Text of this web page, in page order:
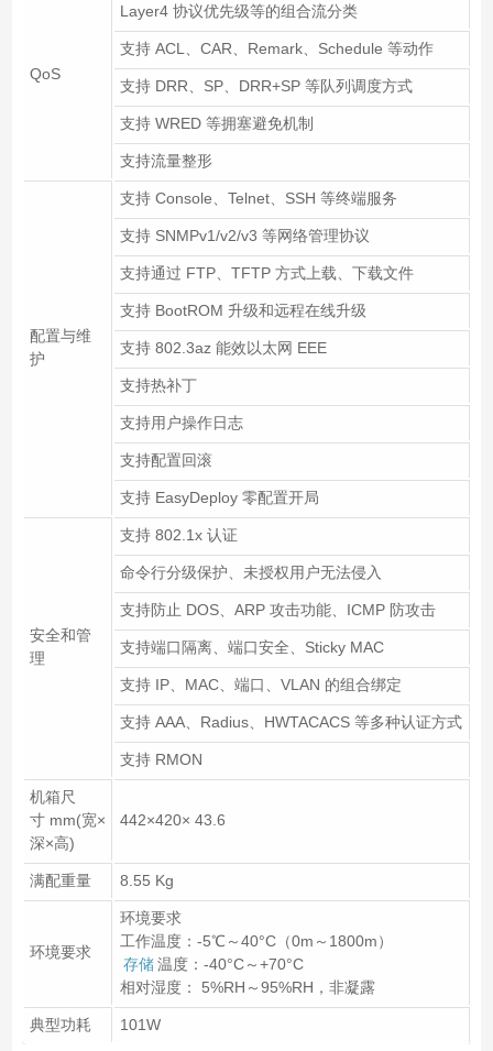
QoS
Layer4 协议优先级等的组合流分类
支持 ACL、CAR、Remark、Schedule 等动作
支持 DRR、SP、DRR+SP 等队列调度方式
支持 WRED 等拥塞避免机制
支持流量整形
配置与维
护
支持 Console、Telnet、SSH 等终端服务
支持 SNMPv1/v2/v3 等网络管理协议
支持通过 FTP、TFTP 方式上载、下载文件
支持 BootROM 升级和远程在线升级
支持 802.3az 能效以太网 EEE
支持热补丁
支持用户操作日志
支持配置回滚
支持 EasyDeploy 零配置开局
安全和管
理
支持 802.1x 认证
命令行分级保护、未授权用户无法侵入
支持防止 DOS、ARP 攻击功能、ICMP 防攻击
支持端口隔离、端口安全、Sticky MAC
支持 IP、MAC、端口、VLAN 的组合绑定
支持 AAA、Radius、HWTACACS 等多种认证方式
支持 RMON
机箱尺
寸 mm(宽×
深×高)
442×420× 43.6
满配重量 8.55 Kg
环境要求
环境要求
工作温度：-5℃～40°C（0m～1800m）
存储 温度：-40°C～+70°C
相对湿度： 5%RH～95%RH，非凝露
典型功耗 101W